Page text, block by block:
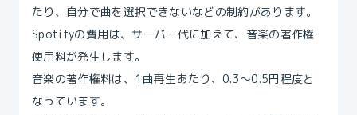
たり、自分で曲を選択できないなどの制約があります。
Spotifyの費用は、サーバー代に加えて、音楽の著作権
使用料が発生します。
音楽の著作権料は、1曲再生あたり、0.3〜0.5円程度と
なっています。